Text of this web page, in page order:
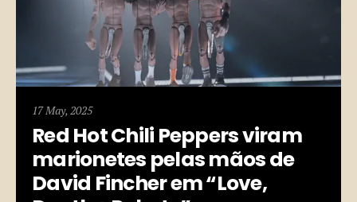
17 May, 2025
Red Hot Chili Peppers viram
marionetes pelas mãos de
David Fincher em “Love,